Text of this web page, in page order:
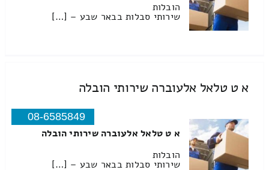
הובלות
שירותי סבלות בבאר שבע – […]
א ט טלאל אלעוברה שירותי הובלה
08-6585849
א ט טלאל אלעוברה שירותי הובלה
הובלות
שירותי סבלות בבאר שבע – […]